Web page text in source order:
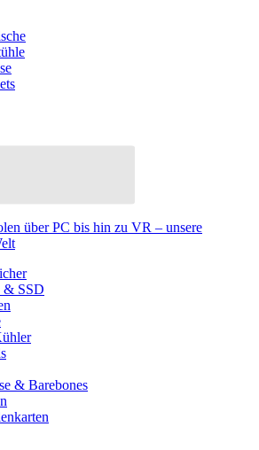
über PC bis hin zu VR – unsere
& SSD
& Barebones